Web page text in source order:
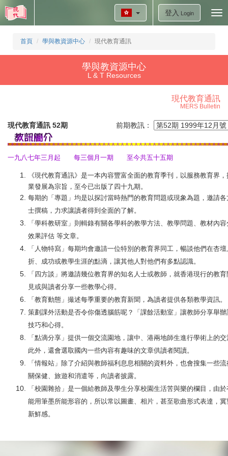
登入 Login
首頁 學與教資源中心 現代教育通訊
學與教資源中心
L & T Resources
現代教育通訊
MERS Bulletin
現代教育通訊 52期 前期教訊：
一九八七年三月起 每三個月一期 至今共五十五期
《現代教育通訊》是一本內容豐富全面的教育季刊，以服務教育界
業發展為宗旨，至今已出版了四十九期。
每期的「專題」均是以探討當時熱門的教育問題或現象為題，邀請
士撰稿，力求讓讀者得到全面的了解。
「學科教研室」則輯錄有關各學科的教學方法、教學問題、教材內
效果評估 等文章。
「人物特寫」每期均會邀請一位特別的教育界同工，暢談他們在杏
折、成功或教學生涯的點滴，讓其他人對他們有多點認識。
「四方談」將邀請幾位教育界的知名人士或教師，就香港現行的教
見或與讀者分享一些教學心得。
「教育動態」撮述每季重要的教育新聞，為讀者提供各類教學資
策劃課外活動是否令你傷透腦筋呢？「課餘活動室」讓教師分享舉
技巧和心得。
「點滴分享」提供一個交流園地，讓中、港兩地師生進行學術上的
此外，還會選取國內一些內容有趣味的文章供讀者閱讀。
「情報站」除了介紹與教師福利息息相關的資料外，也會搜集一些
關保健、旅遊和消遣等，向讀者披露。
「校園雜拾」是一個給教師及學生分享校園生活苦與樂的欄目，由
能用筆墨所能形容的，所以常以圖畫、相片，甚至歌曲形式表達，
新鮮感。